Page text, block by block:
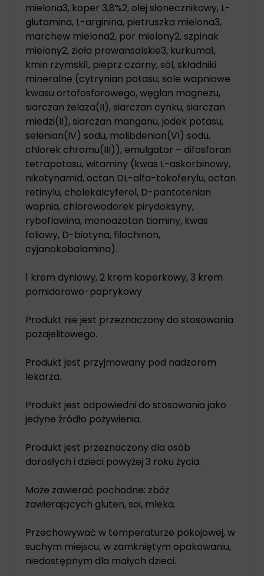
mielona3, koper 3,8%2, olej słonecznikowy, L-
glutamina, L-arginina, pietruszka mielona3,
marchew mielona2, por mielony2, szpinak
mielony2, zioła prowansalskie3, kurkuma1,
kmin rzymski1, pieprz czarny, sól, składniki
mineralne (cytrynian potasu, sole wapniowe
kwasu ortofosforowego, węglan magnezu,
siarczan żelaza(II), siarczan cynku, siarczan
miedzi(II), siarczan manganu, jodek potasu,
selenian(IV) sodu, molibdenian(VI) sodu,
chlorek chromu(III)), emulgator – difosforan
tetrapotasu, witaminy (kwas L-askorbinowy,
nikotynamid, octan DL-alfa-tokoferylu, octan
retinylu, cholekalcyferol, D-pantotenian
wapnia, chlorowodorek pirydoksyny,
ryboflawina, monoazotan tiaminy, kwas
foliowy, D-biotyna, filochinon,
cyjanokobalamina).
1 krem dyniowy, 2 krem koperkowy, 3 krem
pomidorowo-paprykowy
Produkt nie jest przeznaczony do stosowania
pozajelitowego.
Produkt jest przyjmowany pod nadzorem
lekarza.
Produkt jest odpowiedni do stosowania jako
jedyne źródło pożywienia.
Produkt jest przeznaczony dla osób
dorosłych i dzieci powyżej 3 roku życia.
Może zawierać pochodne: zbóż
zawierających gluten, soi, mleka.
Przechowywać w temperaturze pokojowej, w
suchym miejscu, w zamkniętym opakowaniu,
niedostępnym dla małych dzieci.